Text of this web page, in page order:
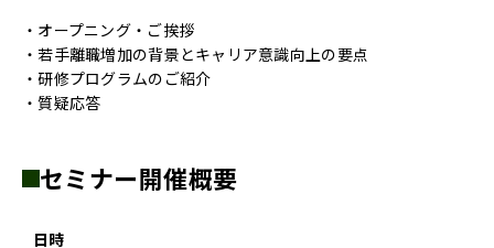
・オープニング・ご挨拶
・若手離職増加の背景とキャリア意識向上の要点
・研修プログラムのご紹介
・質疑応答
セミナー開催概要
日時